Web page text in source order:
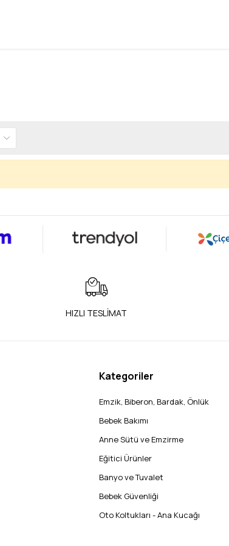
HIZLI TESLİMAT
Kategoriler
Emzik, Biberon, Bardak, Önlük
Bebek Bakımı
Anne Sütü ve Emzirme
Eğitici Ürünler
Banyo ve Tuvalet
Bebek Güvenliği
Oto Koltukları - Ana Kucağı